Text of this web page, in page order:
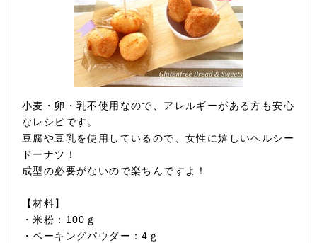
小麦・卵・乳不使用なので、アレルギーがある方も安心
なレシピです。
豆腐や豆乳を使用しているので、女性に嬉しいヘルシー
ドーナツ！
成型の必要がないので楽ちんですよ！
【材料】
・米粉：100ｇ
・ベーキングパウダー：4ｇ